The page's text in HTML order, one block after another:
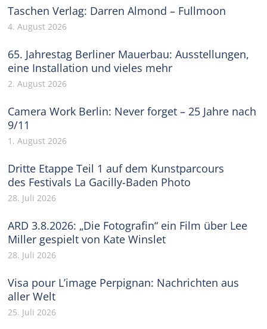
Taschen Verlag: Darren Almond – Fullmoon
4. August 2026
65. Jahrestag Berliner Mauerbau: Ausstellungen,
eine Installation und vieles mehr
2. August 2026
Camera Work Berlin: Never forget – 25 Jahre nach
9/11
1. August 2026
Dritte Etappe Teil 1 auf dem Kunstparcours
des Festivals La Gacilly-Baden Photo
28. Juli 2026
ARD 3.8.2026: „Die Fotografin“ ein Film über Lee
Miller gespielt von Kate Winslet
28. Juli 2026
Visa pour L’image Perpignan: Nachrichten aus
aller Welt
25. Juli 2026